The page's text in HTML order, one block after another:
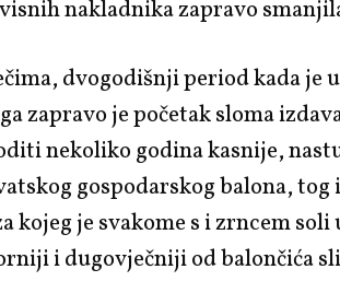
nakladnika zapravo
dvogodišnji period kada je
zapravo je početak sloma
nekoliko godina kasnije,
gospodarskog balona,
kojeg je svakome s i zrncem
i dugovječniji od balončića